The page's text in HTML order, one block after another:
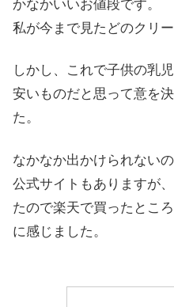
かなかいいお値段です。
私が今まで見たどのクリ
しかし、これで子供の乳
安いものだと思って意を
た。
なかなか出かけられない
公式サイトもありますが
たので楽天で買ったとこ
に感じました。